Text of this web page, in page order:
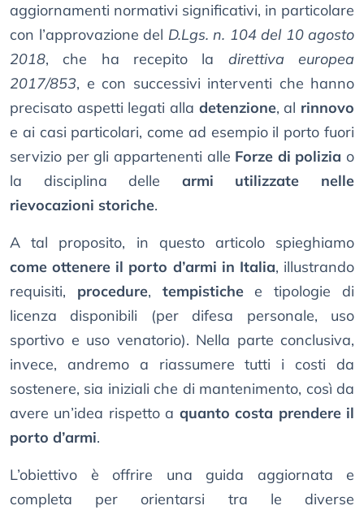
aggiornamenti normativi significativi, in particolare
con l’approvazione del D.Lgs. n. 104 del 10 agosto
2018, che ha recepito la direttiva europea
2017/853, e con successivi interventi che hanno
precisato aspetti legati alla detenzione, al rinnovo
e ai casi particolari, come ad esempio il porto fuori
servizio per gli appartenenti alle Forze di polizia o
la disciplina delle armi utilizzate nelle
rievocazioni storiche.
A tal proposito, in questo articolo spieghiamo
come ottenere il porto d’armi in Italia, illustrando
requisiti, procedure, tempistichee tipologie di
licenza disponibili (per difesa personale, uso
sportivo e uso venatorio). Nella parte conclusiva,
invece, andremo a riassumere tutti i costi da
sostenere, sia iniziali che di mantenimento, così da
avere un’idea rispetto a quanto costa prendere il
porto d’armi.
L’obiettivo è offrire una guida aggiornata e
completa per orientarsi tra le diverse